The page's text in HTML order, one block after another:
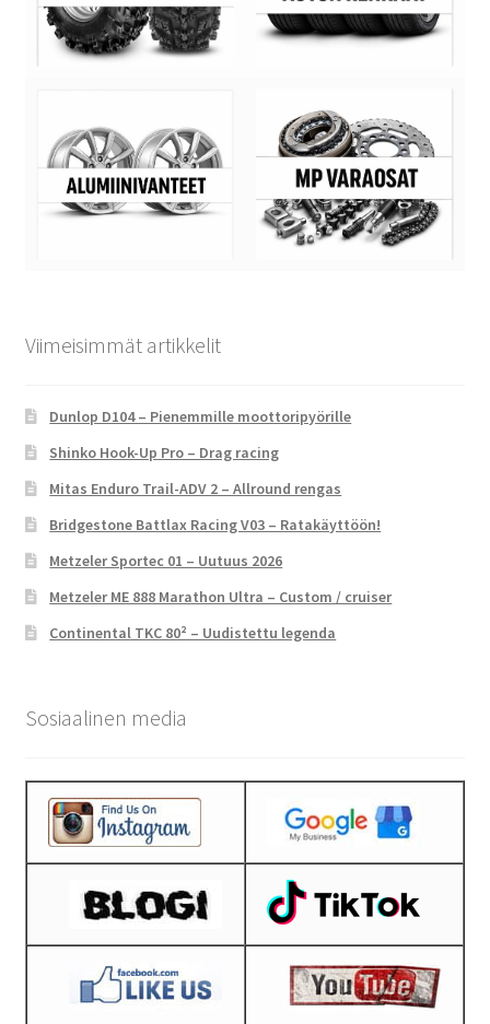
Viimeisimmät artikkelit
Dunlop D104 – Pienemmille moottoripyörille
Shinko Hook-Up Pro – Drag racing
Mitas Enduro Trail-ADV 2 – Allround rengas
Bridgestone Battlax Racing V03 – Ratakäyttöön!
Metzeler Sportec 01 – Uutuus 2026
Metzeler ME 888 Marathon Ultra – Custom / cruiser
Continental TKC 80² – Uudistettu legenda
Sosiaalinen media